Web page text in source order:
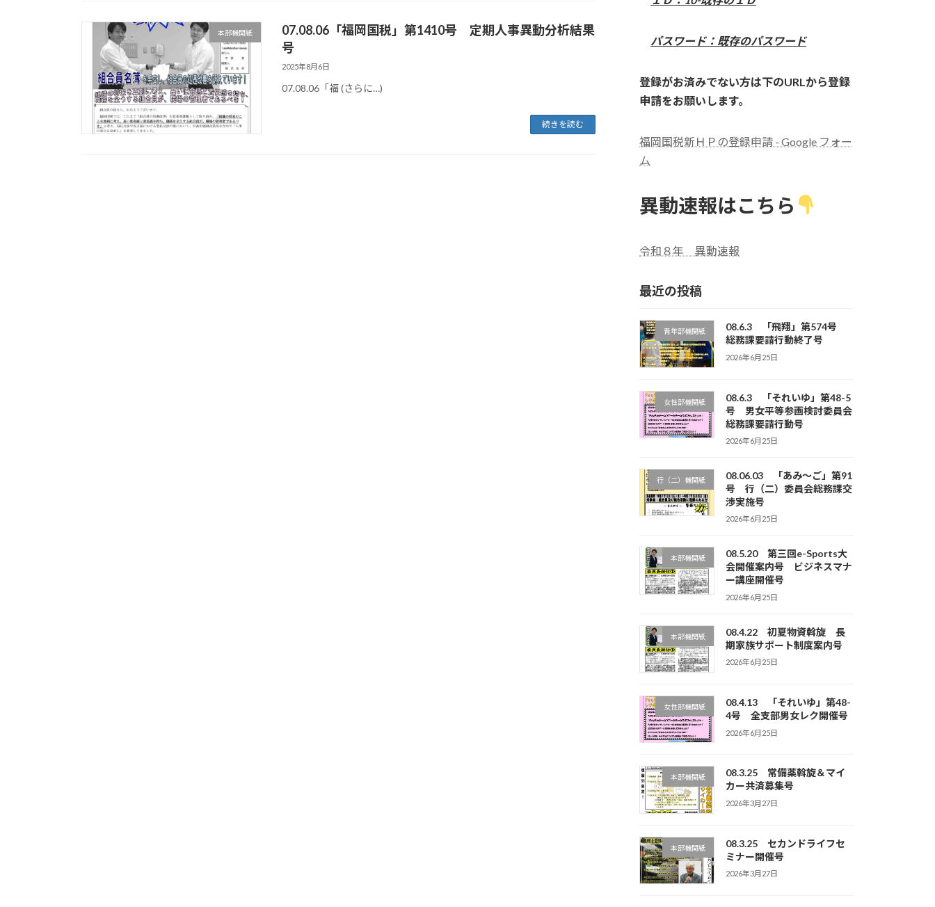
本部機関紙
07.08.06「福岡国税」第1410号 定期人事異動分析結果
号
2025年8月6日
07.08.06「福 (さらに…)
続きを読む
パスワード：既存のパスワード
登録がお済みでない方は下のURLから登録
申請をお願いします。
福岡国税新ＨＰの登録申請 - Google フォー
ム
異動速報はこちら
令和８年 異動速報
最近の投稿
青年部機関紙
08.6.3 「飛翔」第574号
総務課要請行動終了号
2026年6月25日
女性部機関紙
08.6.3 「それいゆ」第48-5
号 男女平等参画検討委員会
総務課要請行動号
2026年6月25日
行（二）機関紙
08.06.03 「あみ～ご」第91
号 行（二）委員会総務課交
渉実施号
2026年6月25日
本部機関紙
08.5.20 第三回e-Sports大
会開催案内号 ビジネスマナ
ー講座開催号
2026年6月25日
本部機関紙
08.4.22 初夏物資斡旋 長
期家族サポート制度案内号
2026年6月25日
女性部機関紙
08.4.13 「それいゆ」第48-
4号 全支部男女レク開催号
2026年6月25日
本部機関紙
08.3.25 常備薬斡旋＆マイ
カー共済募集号
2026年3月27日
本部機関紙
08.3.25 セカンドライフセ
ミナー開催号
2026年3月27日